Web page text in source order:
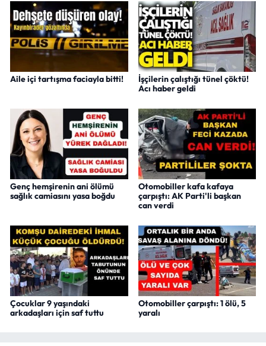
Aile içi tartışma faciayla bitti!
İşçilerin çalıştığı tünel çöktü!
Acı haber geldi
Genç hemşirenin ani ölümü
sağlık camiasını yasa boğdu
Otomobiller kafa kafaya
çarpıştı: AK Parti'li başkan
can verdi
Çocuklar 9 yaşındaki
arkadaşları için saf tuttu
Otomobiller çarpıştı: 1 ölü, 5
yaralı